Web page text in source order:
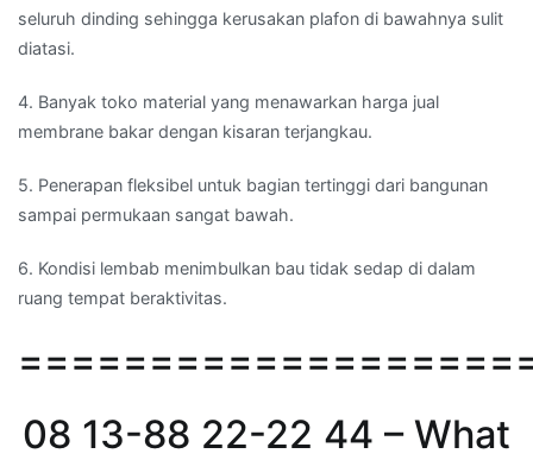
seluruh dinding sehingga kerusakan plafon di bawahnya sulit
diatasi.
4. Banyak toko material yang menawarkan harga jual
membrane bakar dengan kisaran terjangkau.
5. Penerapan fleksibel untuk bagian tertinggi dari bangunan
sampai permukaan sangat bawah.
6. Kondisi lembab menimbulkan bau tidak sedap di dalam
ruang tempat beraktivitas.
08 13-88 22-22 44 – What